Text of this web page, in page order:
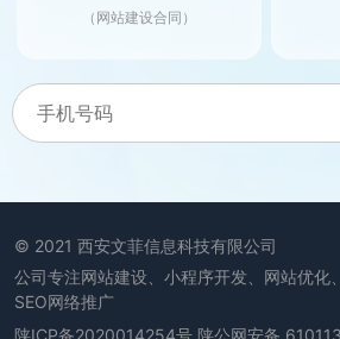
（网站建设合同）
© 2021 西安文菲信息科技有限公司
公司专注网站建设、小程序开发、网站优化
SEO网络推广